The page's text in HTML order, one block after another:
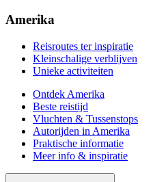
Amerika
Reisroutes ter inspiratie
Kleinschalige verblijven
Unieke activiteiten
Ontdek Amerika
Beste reistijd
Vluchten & Tussenstops
Autorijden in Amerika
Praktische informatie
Meer info & inspiratie